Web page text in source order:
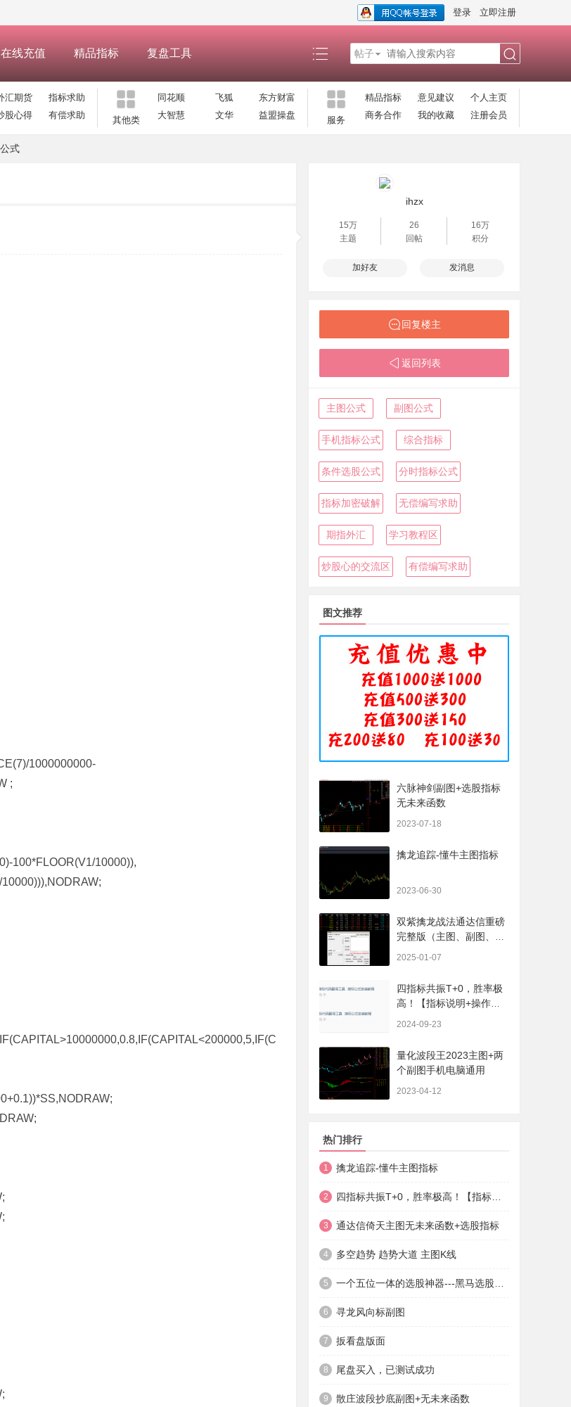
登录 立即注册
在线充值 精品指标 复盘工具 帖子
汇期货
指标求助
股心得 有偿求助 其他类
同花顺 飞狐
东方财富
大智慧
文华 益盟操盘 服务
精品指标 意见建议
个人主页
商务合作
我的收藏 注册会员
式
1000000000-
;
100*FLOOR(V1/10000)),
ihzx
15万
主题
26
回帖
16万
积分
加好友 发消息
回复楼主
返回列表
主图公式 副图公式
手机指标公式 综合指标
条件选股公式 分时指标公式
指标加密破解 无偿编写求助
期指外汇 学习教程区
炒股心的交流区 有偿编写求助
图文推荐
六脉神剑副图+选股指标
无未来函数
2023-07-18
擒龙追踪-懂牛主图指标
2023-06-30
双紫擒龙战法通达信重磅
完整版（主图、副图、排
2025-01-07
四指标共振T+0，胜率极
高！【指标说明+操作方
2024-09-23
量化波段王2023主图+两
个副图手机电脑通用
2023-04-12
热门排行
1 擒龙追踪-懂牛主图指标
2
3 通达信倚天主图无未来函数+选股指标
4 多空趋势 趋势大道 主图K线
5
6 寻龙风向标副图
7 扳看盘版面
8 尾盘买入，已测试成功
9 散庄波段抄底副图+无未来函数